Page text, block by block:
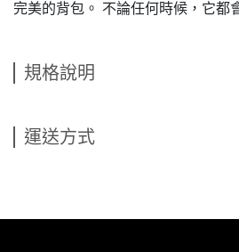
完美的背包。 不論任何時候，它都
規格說明
運送方式